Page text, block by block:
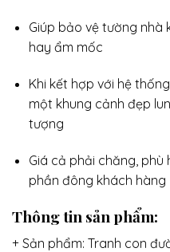
Giúp bảo vệ tường nhà
hay ẩm mốc
Khi kết hợp với hệ
một khung cảnh đẹp
tượng
Giá cả phải chăng, phù
phần đông khách hàng
Thông tin sản phẩm:
+ Sản phẩm: Tranh con